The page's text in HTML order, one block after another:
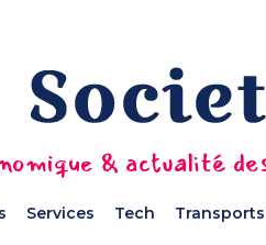
& actualité
Services Tech Transports